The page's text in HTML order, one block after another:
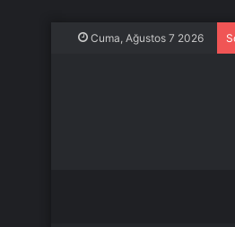
Cuma, Ağustos 7 2026